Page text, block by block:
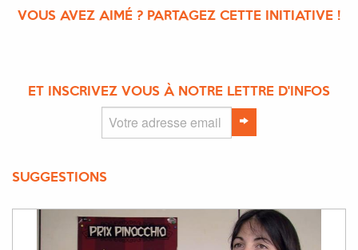
VOUS AVEZ AIMÉ ? PARTAGEZ CETTE INITIATIVE !
ET INSCRIVEZ VOUS À NOTRE LETTRE D'INFOS
SUGGESTIONS